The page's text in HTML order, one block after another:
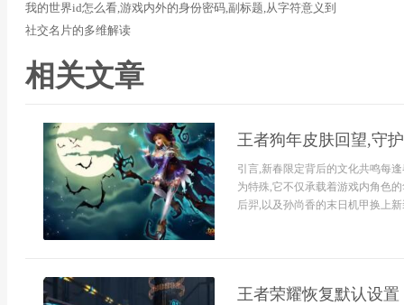
我的世界id怎么看,游戏内外的身份密码,副标题,从字符意义到
社交名片的多维解读
相关文章
王者狗年皮肤回望,守
引言,新春限定背后的文化共鸣每
为特殊,它不仅承载着游戏内角色
后羿,以及孙尚香的末日机甲换上
王者荣耀恢复默认设